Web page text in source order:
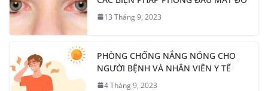
13 Tháng 9, 2023
PHÒNG CHỐNG NẮNG NÓNG CHO
NGƯỜI BỆNH VÀ NHÂN VIÊN Y TẾ
4 Tháng 9, 2023